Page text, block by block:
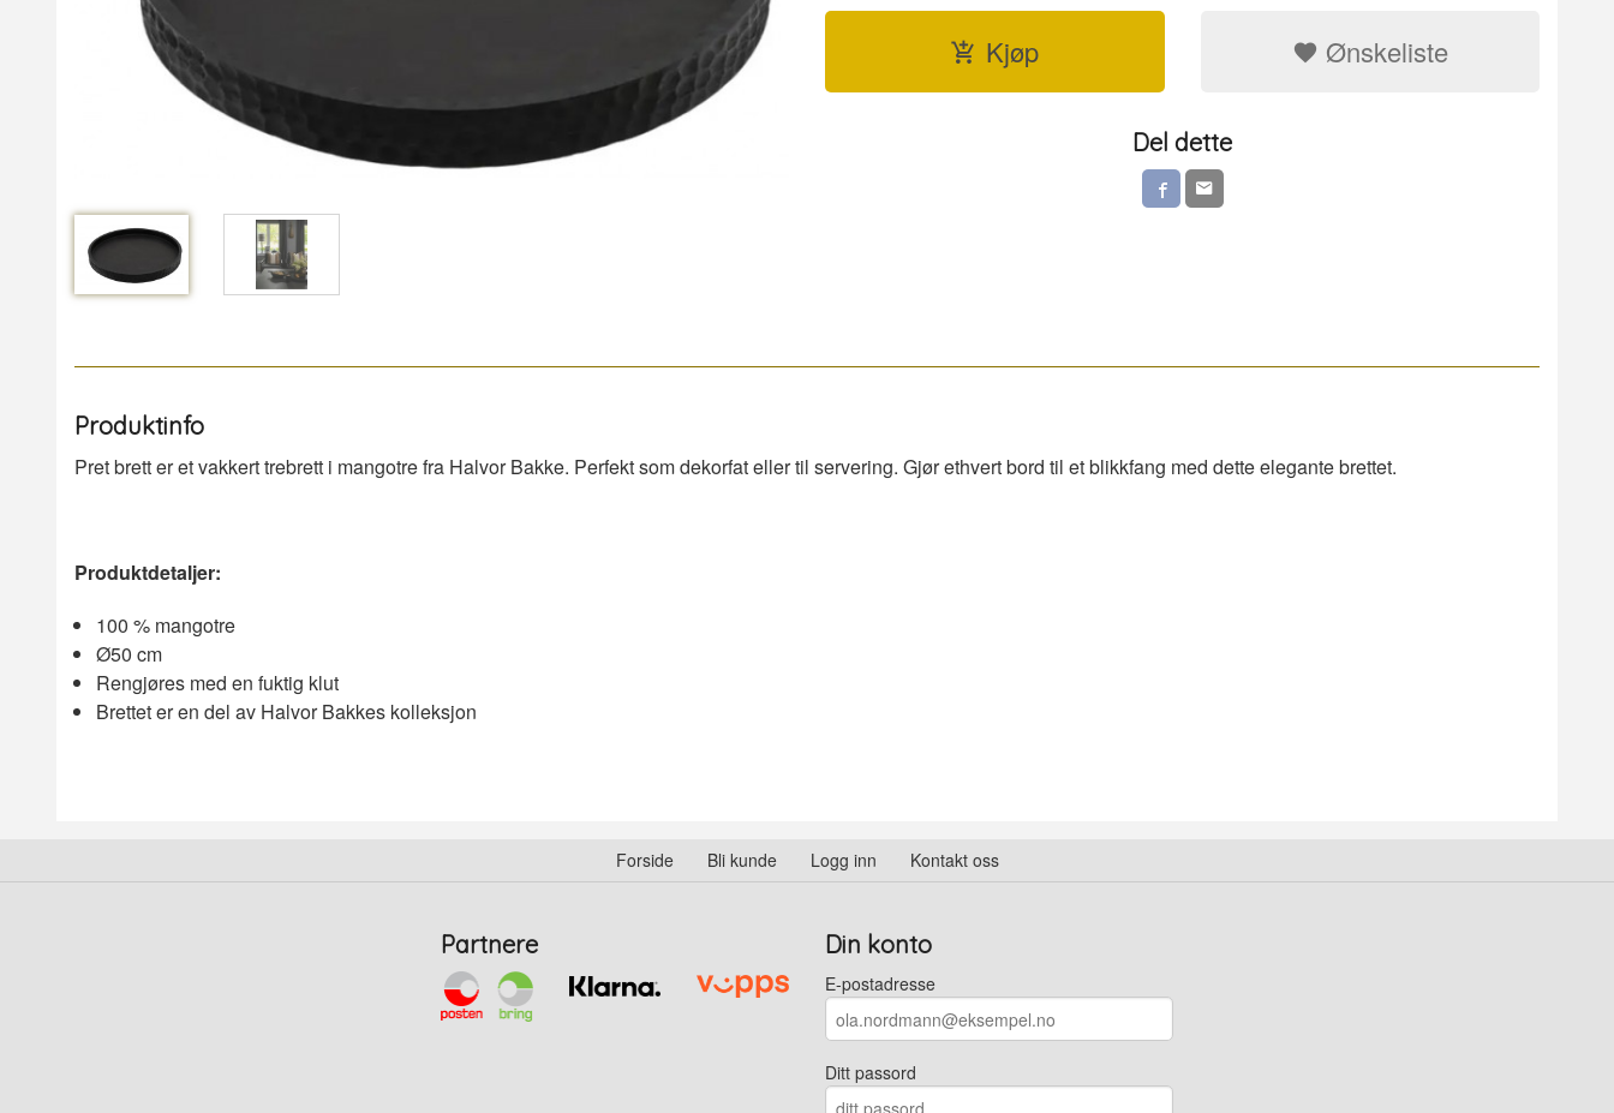
Kjøp Ønskeliste
Del dette
Produktinfo
Pret brett er et vakkert trebrett i mangotre fra Halvor Bakke. Perfekt som dekorfat eller til servering. Gjør ethvert bord til et blikkfang med dette elegante brettet.
Produktdetaljer:
100 % mangotre
Ø50 cm
Rengjøres med en fuktig klut
Brettet er en del av Halvor Bakkes kolleksjon
Forside Bli kunde Logg inn Kontakt oss
Partnere Din konto
E-postadresse
Ditt passord